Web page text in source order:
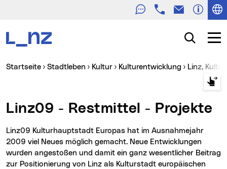
TelefonE-Mail
Suche
Sie sind hier:
Startseite Stadtleben Kultur Kulturentwicklung Linz,
Linz09 - Restmittel - Projekte
Linz09 Kulturhauptstadt Europas hat im Ausnahmejahr
2009 viel Neues möglich gemacht. Neue Entwicklungen
wurden angestoßen und damit ein ganz wesentlicher Beitrag
zur Positionierung von Linz als Kulturstadt europäischen